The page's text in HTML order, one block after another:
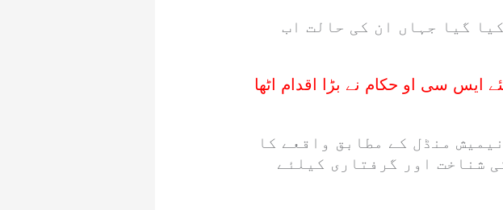
گیا جہاں ان کی حالت اب
ایس سی او حکام نے بڑا اقدام اٹھا
منڈل کے مطابق واقعے کا
شناخت اور گرفتاری کیلئے